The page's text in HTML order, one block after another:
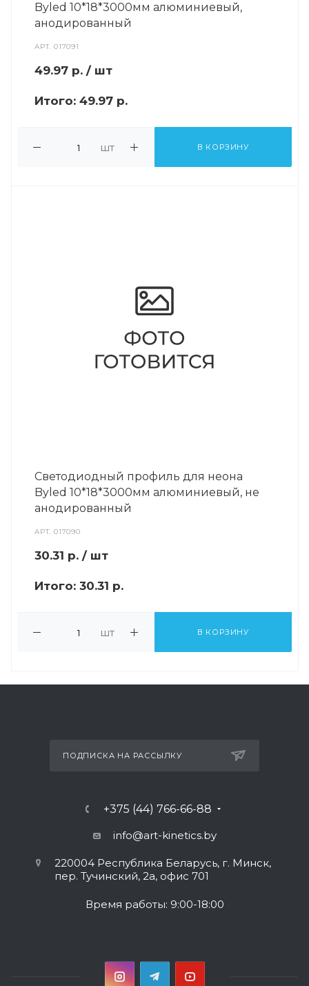
Byled 10*18*3000мм алюминиевый,
анодированный
АРТ.017091
49.97 р. / шт
Итого: 49.97 р.
шт В КОРЗИНУ
Светодиодный профиль для неона
Byled 10*18*3000мм алюминиевый, не
анодированный
АРТ.017090
30.31 р. / шт
Итого: 30.31 р.
шт В КОРЗИНУ
ПОДПИСКА НА РАССЫЛКУ
+375 (44) 766-66-88
info@art-kinetics.by
220004 Республика Беларусь, г. Минск,
пер. Тучинский, 2а, офис 701
Время работы: 9:00-18:00